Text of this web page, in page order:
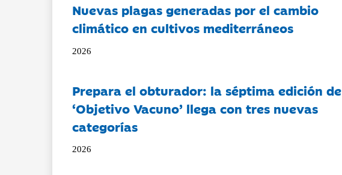
Nuevas plagas generadas por el cambio
climático en cultivos mediterráneos
2026
Prepara el obturador: la séptima edición de
‘Objetivo Vacuno’ llega con tres nuevas
categorías
2026